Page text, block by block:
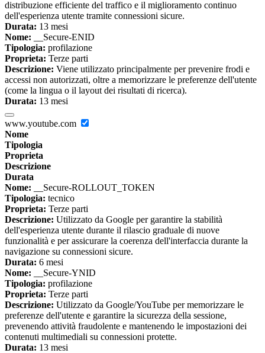
distribuzione efficiente del traffico e il miglioramento continuo
dell'esperienza utente tramite connessioni sicure.
Durata: 13 mesi
Nome: __Secure-ENID
Tipologia: profilazione
Proprieta: Terze parti
Descrizione: Viene utilizzato principalmente per prevenire frodi e
accessi non autorizzati, oltre a memorizzare le preferenze dell'utente
(come la lingua o il layout dei risultati di ricerca).
Durata: 13 mesi
www.youtube.com
Nome
Tipologia
Proprieta
Descrizione
Durata
Nome: __Secure-ROLLOUT_TOKEN
Tipologia: tecnico
Proprieta: Terze parti
Descrizione: Utilizzato da Google per garantire la stabilità
dell'esperienza utente durante il rilascio graduale di nuove
funzionalità e per assicurare la coerenza dell'interfaccia durante la
navigazione su connessioni sicure.
Durata: 6 mesi
Nome: __Secure-YNID
Tipologia: profilazione
Proprieta: Terze parti
Descrizione: Utilizzato da Google/YouTube per memorizzare le
preferenze dell'utente e garantire la sicurezza della sessione,
prevenendo attività fraudolente e mantenendo le impostazioni dei
contenuti multimediali su connessioni protette.
Durata: 13 mesi